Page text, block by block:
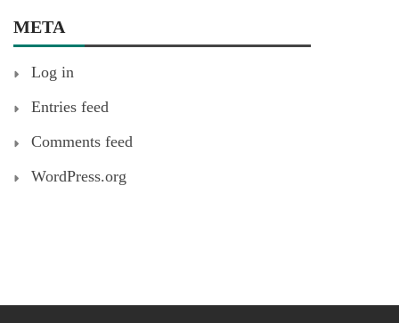
META
Log in
Entries feed
Comments feed
WordPress.org